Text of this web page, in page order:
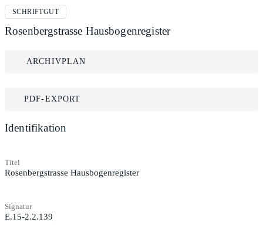
SCHRIFTGUT
Rosenbergstrasse Hausbogenregister
ARCHIVPLAN
PDF-EXPORT
Identifikation
Titel
Rosenbergstrasse Hausbogenregister
Signatur
E.15-2.2.139